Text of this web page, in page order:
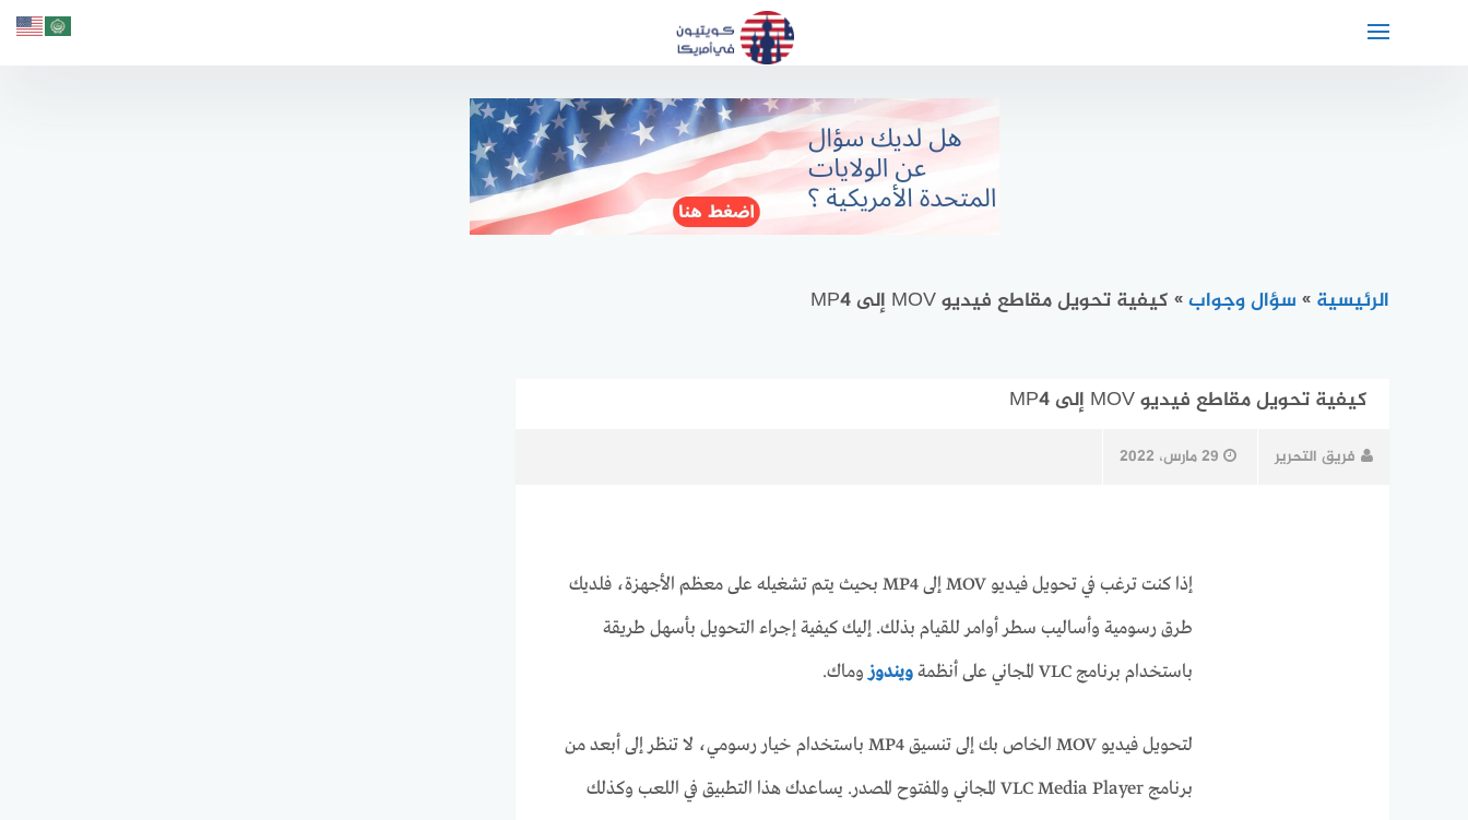
الرئيسية » سؤال وجواب» كيفية تحويل مقاطع فيديو MOV إلى MP4
كيفية تحويل مقاطع فيديو MOV إلى MP4
فريق التحرير 29 مارس، 2022
إذا كنت ترغب في تحويل فيديو MOV إلى MP4 بحيث يتم تشغيله على معظم الأجهزة، فلديك
طرق رسومية وأساليب سطر أوامر للقيام بذلك. إليك كيفية إجراء التحويل بأسهل طريقة
باستخدام برنامج VLC المجاني على أنظمة
ويندوز وماك.
لتحويل فيديو MOV الخاص بك إلى تنسيق MP4 باستخدام خيار رسومي، لا تنظر إلى أبعد من
برنامج VLC Media Player المجاني والمفتوح المصدر. يساعدك هذا التطبيق في اللعب وكذلك